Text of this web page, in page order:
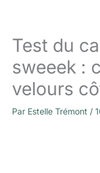
Test du
sweeek :
velours
Par Estelle Trémont /